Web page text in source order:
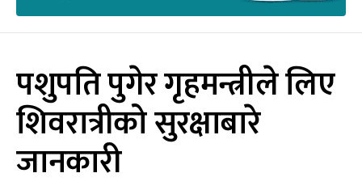
पशुपति पुगेर गृहमन्त्रीले लिए
शिवरात्रीको सुरक्षाबारे
जानकारी